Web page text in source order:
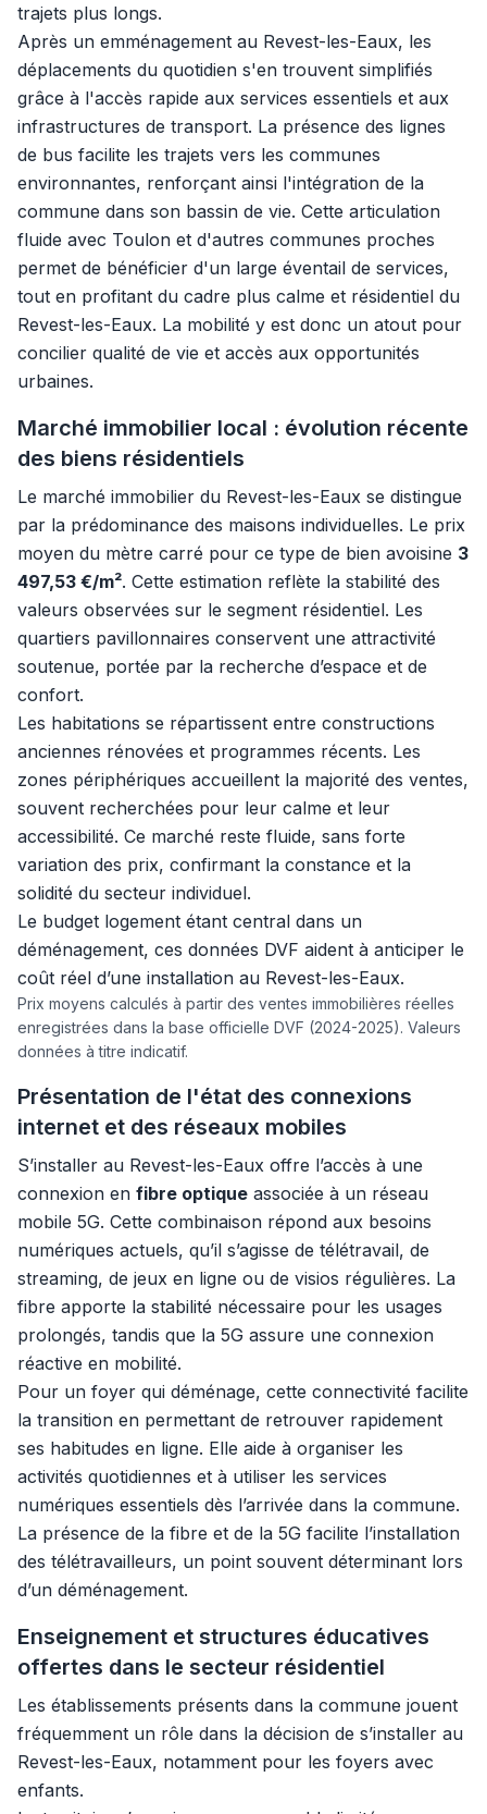
trajets plus longs.
Après un emménagement au Revest-les-Eaux, les
déplacements du quotidien s'en trouvent simplifiés
grâce à l'accès rapide aux services essentiels et aux
infrastructures de transport. La présence des lignes
de bus facilite les trajets vers les communes
environnantes, renforçant ainsi l'intégration de la
commune dans son bassin de vie. Cette articulation
fluide avec Toulon et d'autres communes proches
permet de bénéficier d'un large éventail de services,
tout en profitant du cadre plus calme et résidentiel du
Revest-les-Eaux. La mobilité y est donc un atout pour
concilier qualité de vie et accès aux opportunités
urbaines.
Marché immobilier local : évolution récente
des biens résidentiels
Le marché immobilier du Revest-les-Eaux se distingue
par la prédominance des maisons individuelles. Le prix
moyen du mètre carré pour ce type de bien avoisine 3
497,53 €/m². Cette estimation reflète la stabilité des
valeurs observées sur le segment résidentiel. Les
quartiers pavillonnaires conservent une attractivité
soutenue, portée par la recherche d’espace et de
confort.
Les habitations se répartissent entre constructions
anciennes rénovées et programmes récents. Les
zones périphériques accueillent la majorité des ventes,
souvent recherchées pour leur calme et leur
accessibilité. Ce marché reste fluide, sans forte
variation des prix, confirmant la constance et la
solidité du secteur individuel.
Le budget logement étant central dans un
déménagement, ces données DVF aident à anticiper le
coût réel d’une installation au Revest-les-Eaux.
Prix moyens calculés à partir des ventes immobilières réelles
enregistrées dans la base officielle DVF (2024-2025). Valeurs
données à titre indicatif.
Présentation de l'état des connexions
internet et des réseaux mobiles
S’installer au Revest-les-Eaux offre l’accès à une
connexion en fibre optique associée à un réseau
mobile 5G. Cette combinaison répond aux besoins
numériques actuels, qu’il s’agisse de télétravail, de
streaming, de jeux en ligne ou de visios régulières. La
fibre apporte la stabilité nécessaire pour les usages
prolongés, tandis que la 5G assure une connexion
réactive en mobilité.
Pour un foyer qui déménage, cette connectivité facilite
la transition en permettant de retrouver rapidement
ses habitudes en ligne. Elle aide à organiser les
activités quotidiennes et à utiliser les services
numériques essentiels dès l’arrivée dans la commune.
La présence de la fibre et de la 5G facilite l’installation
des télétravailleurs, un point souvent déterminant lors
d’un déménagement.
Enseignement et structures éducatives
offertes dans le secteur résidentiel
Les établissements présents dans la commune jouent
fréquemment un rôle dans la décision de s’installer au
Revest-les-Eaux, notamment pour les foyers avec
enfants.